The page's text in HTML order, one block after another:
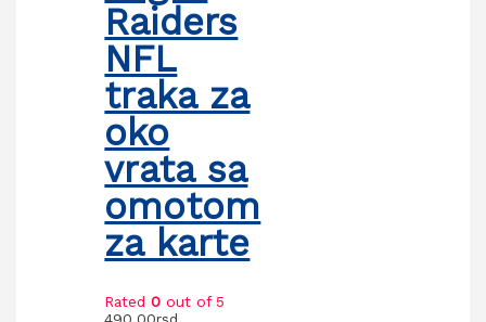
Raiders
NFL
traka za
oko
vrata sa
omotom
za karte
Rated0 out of 5
490,00rsd